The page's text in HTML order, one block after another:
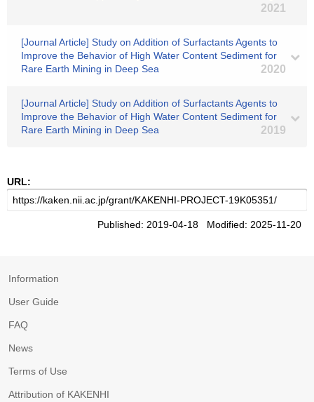
2021
[Journal Article] Study on Addition of Surfactants Agents to
Improve the Behavior of High Water Content Sediment for
Rare Earth Mining in Deep Sea
2020
[Journal Article] Study on Addition of Surfactants Agents to
Improve the Behavior of High Water Content Sediment for
Rare Earth Mining in Deep Sea
2019
URL:
Published: 2019-04-18 Modified: 2025-11-20
Information
User Guide
FAQ
News
Terms of Use
Attribution of KAKENHI